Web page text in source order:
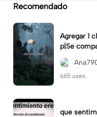
Recomendado
Agregar 1
p|Se
07
665 uses.
que